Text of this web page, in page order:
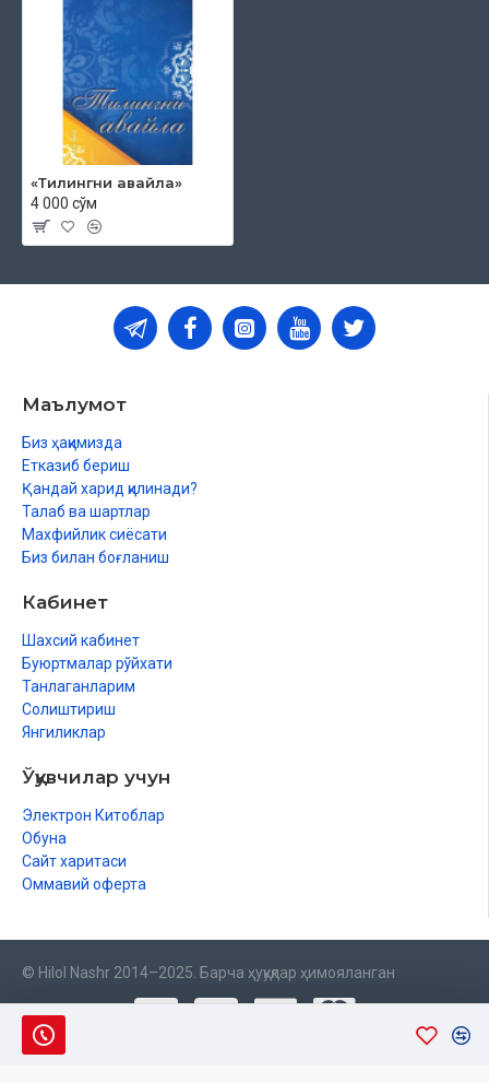
«Тилингни авайла»
4 000 сўм
Маълумот
Биз ҳақимизда
Етказиб бериш
Қандай харид қилинади?
Талаб ва шартлар
Махфийлик сиёсати
Биз билан боғланиш
Кабинет
Шахсий кабинет
Буюртмалар рўйхати
Танлаганларим
Солиштириш
Янгиликлар
Ўқувчилар учун
Электрон Китоблар
Обуна
Сайт харитаси
Оммавий оферта
© Hilol Nashr 2014–2025. Барча ҳуқуқлар ҳимояланган